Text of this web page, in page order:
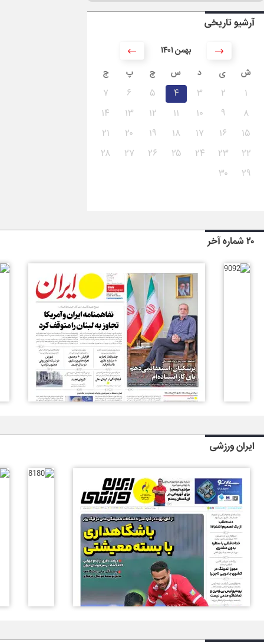
آرشیو تاریخی
۱۴۰۱ بهمن
ش
ی د س چ پ ج
۱ ۲ ۳ ۴ ۵ ۶
۷
۸
۹ ۱۰ ۱۱ ۱۲ ۱۳
۱۴
۱۵
۱۶ ۱۷ ۱۸ ۱۹ ۲۰
۲۱
۲۲
۲۳ ۲۴ ۲۵ ۲۶ ۲۷
۲۸
۲۹
۳۰
۲۰ شماره آخر
ایران ورزشی